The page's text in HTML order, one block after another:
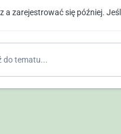
a zarejestrować się później.
do tematu...